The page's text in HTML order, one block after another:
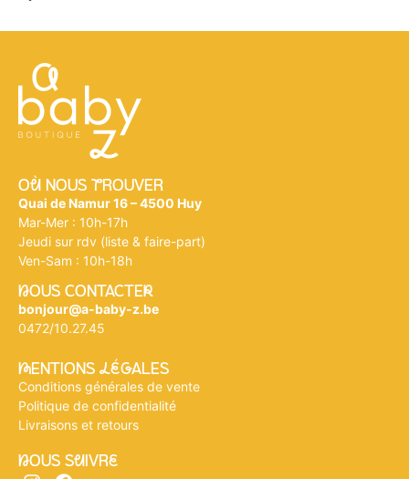
Où NOUS tROUVER
Quai de Namur 16 – 4500 Huy
Mar-Mer : 10h-17h
Jeudi sur rdv (liste & faire-part)
Ven-Sam : 10h-18h
nOUS CONTACTEr
bonjour@a-baby-z.be
0472/10.27.45
mENTIONS légALES
Conditions générales de vente
Politique de confidentialité
Livraisons et retours
nOUS SuIVRe